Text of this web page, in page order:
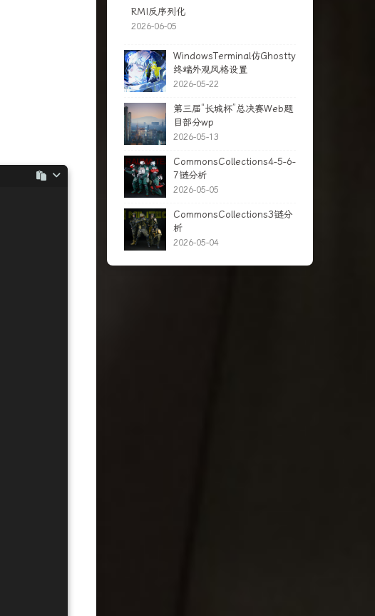
RMI反序列化
2026-06-05
WindowsTerminal仿Ghostty
终端外观风格设置
2026-05-22
第三届“长城杯”总决赛Web题
目部分wp
2026-05-13
CommonsCollections4-5-6-
7链分析
2026-05-05
CommonsCollections3链分
析
2026-05-04